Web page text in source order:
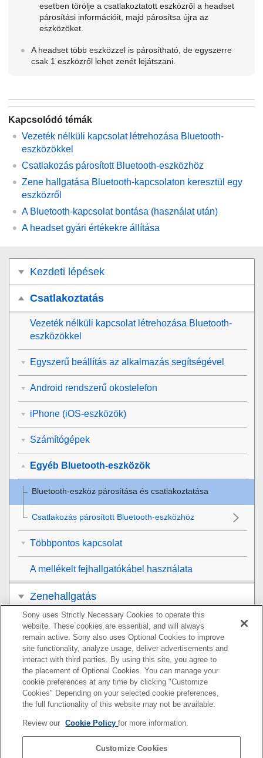
esetben törölje a csatlakoztatott eszközről a headset
párosítási információit, majd párosítsa újra az
eszközöket.
A headset több eszközzel is párosítható, de egyszerre
csak 1 eszközről lehet zenét lejátszani.
Kapcsolódó témák
Vezeték nélküli kapcsolat létrehozása Bluetooth-
eszközökkel
Csatlakozás párosított Bluetooth-eszközhöz
Zene hallgatása Bluetooth-kapcsolaton keresztül egy
eszközről
A Bluetooth-kapcsolat bontása (használat után)
A headset gyári értékekre állítása
Kezdeti lépések
Csatlakoztatás
Vezeték nélküli kapcsolat létrehozása Bluetooth-
eszközökkel
Egyszerű beállítás az alkalmazás segítségével
Android rendszerű okostelefon
iPhone (iOS-eszközök)
Számítógépek
Egyéb Bluetooth-eszközök
Bluetooth-eszköz párosítása és csatlakoztatása
Csatlakozás párosított Bluetooth-eszközhöz
Többpontos kapcsolat
A mellékelt fejhallgatókábel használata
Zenehallgatás
Telefonhívások
A hangos segéd funkció használata
Az alkalmazások használata
Mit tehet a partnerek szolgáltatásaival
Fontos információ
Sony uses Strictly Necessary Cookies to operate this
website. These cookies are essential, and will always
remain active. Sony also uses Optional Cookies to improve
site functionality, analyze usage, deliver advertisements and
interact with third parties. By using this site, you agree to
the placement of Optional Cookies. You can manage your
cookie preferences at any time by clicking "Customize
Cookies" Depending on your selected cookie preferences,
the full functionality of this website may not be available.
Review our Cookie Policyfor more information.
Customize Cookies